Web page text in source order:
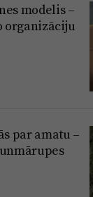
modelis –
organizāciju
par amatu –